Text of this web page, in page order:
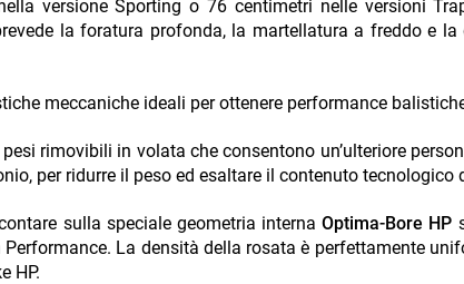
versione Sporting o 76 centimetri nelle versioni
la foratura profonda, la martellatura a freddo e la
meccaniche ideali per ottenere performance
rimovibili in volata che consentono un’ulteriore
per ridurre il peso ed esaltare il contenuto tecnologico
sulla speciale geometria interna Optima-Bore HP
La densità della rosata è perfettamente
HP.